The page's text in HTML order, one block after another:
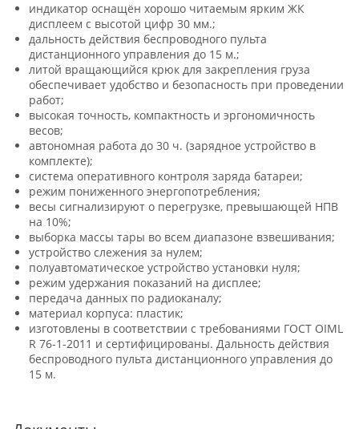
индикатор оснащён хорошо читаемым ярким ЖК
дисплеем с высотой цифр 30 мм.;
дальность действия беспроводного пульта
дистанционного управления до 15 м.;
литой вращающийся крюк для закрепления груза
обеспечивает удобство и безопасность при проведении
работ;
высокая точность, компактность и эргономичность
весов;
автономная работа до 30 ч. (зарядное устройство в
комплекте);
система оперативного контроля заряда батареи;
режим пониженного энергопотребления;
весы сигнализируют о перегрузке, превышающей НПВ
на 10%;
выборка массы тары во всем диапазоне взвешивания;
устройство слежения за нулем;
полуавтоматическое устройство установки нуля;
режим удержания показаний на дисплее;
передача данных по радиоканалу;
материал корпуса: пластик;
изготовлены в соответствии с требованиями ГОСТ OIML
R 76-1-2011 и сертифицированы. Дальность действия
беспроводного пульта дистанционного управления до
15 м.